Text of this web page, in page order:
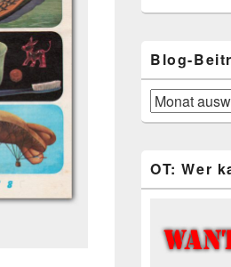
Blog-
Blog-
Beiträge
OT: Wer